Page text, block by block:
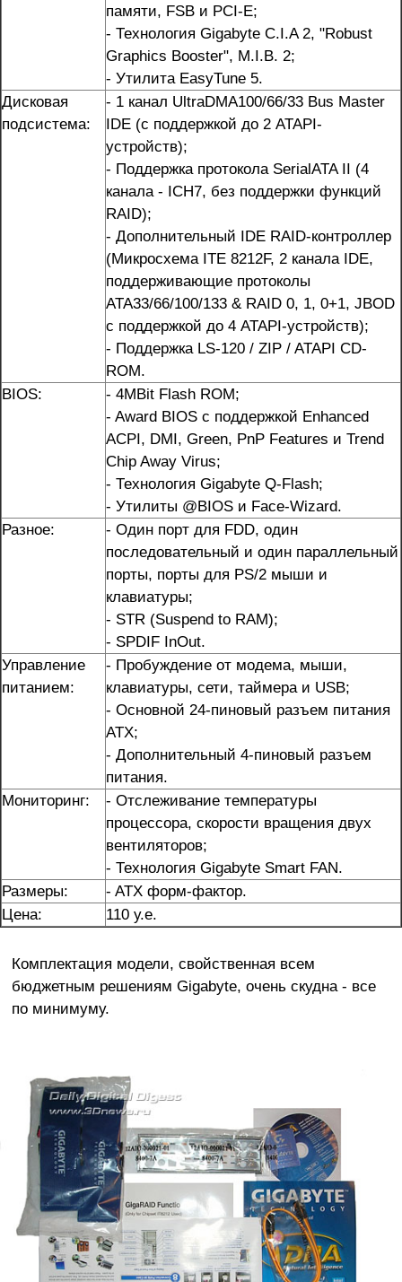
памяти, FSB и PCI-E;
- Технология Gigabyte C.I.A 2, "Robust
Graphics Booster", M.I.B. 2;
- Утилита EasyTune 5.
Дисковая
подсистема:
- 1 канал UltraDMA100/66/33 Bus Master
IDE (с поддержкой до 2 ATAPI-
устройств);
- Поддержка протокола SerialATA II (4
канала - ICH7, без поддержки функций
RAID);
- Дополнительный IDE RAID-контроллер
(Микросхема ITE 8212F, 2 канала IDE,
поддерживающие протоколы
ATA33/66/100/133 & RAID 0, 1, 0+1, JBOD
с поддержкой до 4 ATAPI-устройств);
- Поддержка LS-120 / ZIP / ATAPI CD-
ROM.
BIOS:
- 4MBit Flash ROM;
- Award BIOS с поддержкой Enhanced
ACPI, DMI, Green, PnP Features и Trend
Chip Away Virus;
- Технология Gigabyte Q-Flash;
- Утилиты @BIOS и Face-Wizard.
Разное:
- Один порт для FDD, один
последовательный и один параллельный
порты, порты для PS/2 мыши и
клавиатуры;
- STR (Suspend to RAM);
- SPDIF InOut.
Управление
питанием:
- Пробуждение от модема, мыши,
клавиатуры, сети, таймера и USB;
- Основной 24-пиновый разъем питания
ATX;
- Дополнительный 4-пиновый разъем
питания.
Мониторинг:
- Отслеживание температуры
процессора, скорости вращения двух
вентиляторов;
- Технология Gigabyte Smart FAN.
Размеры:
- ATX форм-фактор.
Цена:
110 у.е.
Комплектация модели, свойственная всем
бюджетным решениям Gigabyte, очень скудна - все
по минимуму.